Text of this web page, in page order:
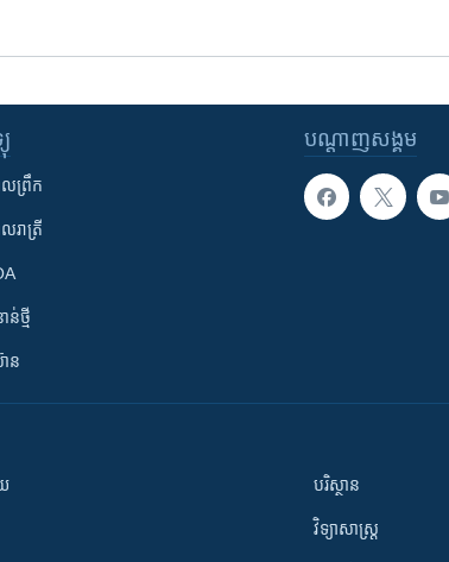
បណ្តាញ​សង្គម
ល​ព្រឹក
រាត្រី
ថ្មី
ន
បរិស្ថាន
វិទ្យាសាស្រ្ត